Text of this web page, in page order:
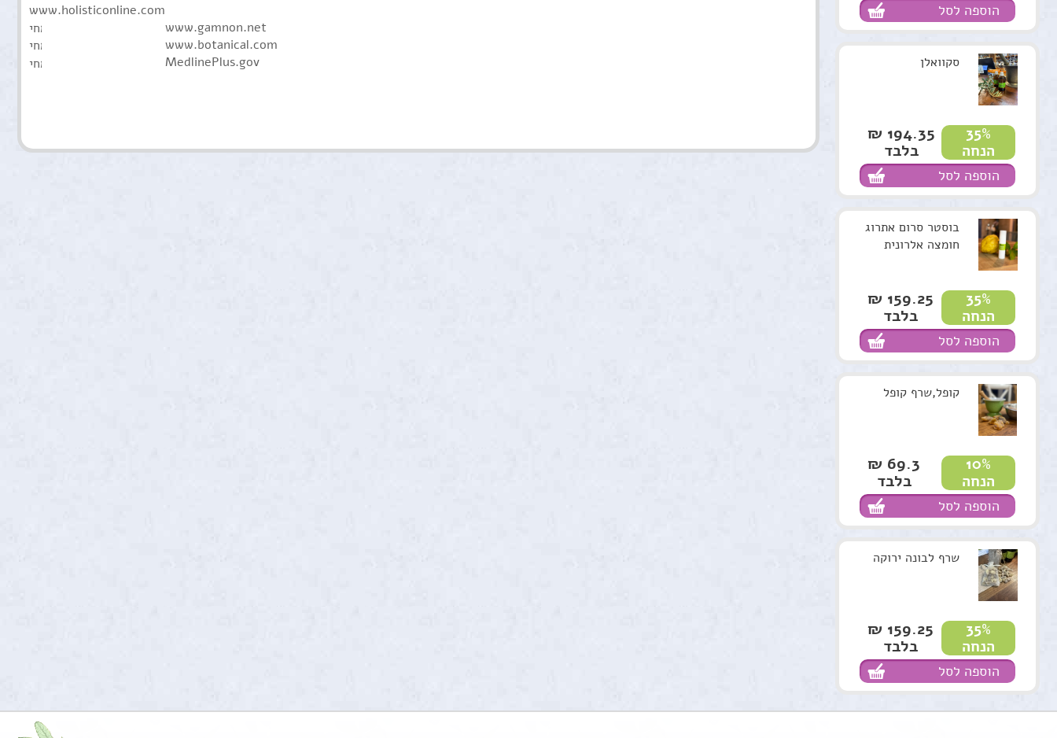
www.holisticonline.com
www.gamnon.net
www.botanical.com
MedlinePlus.gov
הוספה לסל
סקוואלן
35%
הנחה
194.35 ₪
בלבד
הוספה לסל
בוסטר סרום אתרוג
חומצה אלרונית
35%
הנחה
159.25 ₪
בלבד
הוספה לסל
קופל,שרף קופל
10%
הנחה
69.3 ₪
בלבד
הוספה לסל
שרף לבונה ירוקה
35%
הנחה
159.25 ₪
בלבד
הוספה לסל